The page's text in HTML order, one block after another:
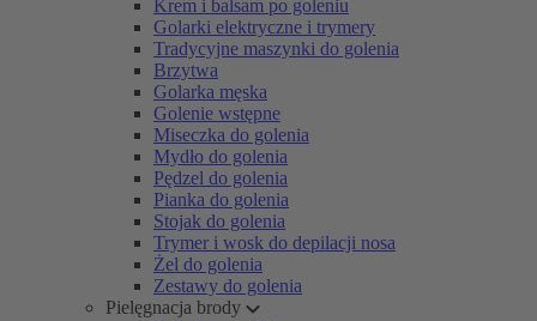
Krem i balsam po goleniu
Golarki elektryczne i trymery
Tradycyjne maszynki do golenia
Brzytwa
Golarka męska
Golenie wstępne
Miseczka do golenia
Mydło do golenia
Pędzel do golenia
Pianka do golenia
Stojak do golenia
Trymer i wosk do depilacji nosa
Żel do golenia
Zestawy do golenia
Pielęgnacja brody